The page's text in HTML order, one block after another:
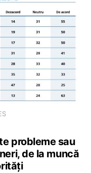
probleme sau
de la muncă